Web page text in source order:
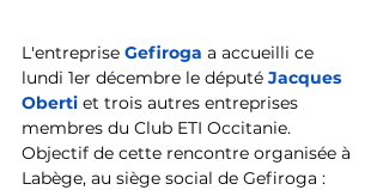
L'entreprise Gefiroga a accueilli ce
lundi 1er décembre le député Jacques
Oberti et trois autres entreprises
membres du Club ETI Occitanie.
Objectif de cette rencontre organisée à
Labège, au siège social de Gefiroga :